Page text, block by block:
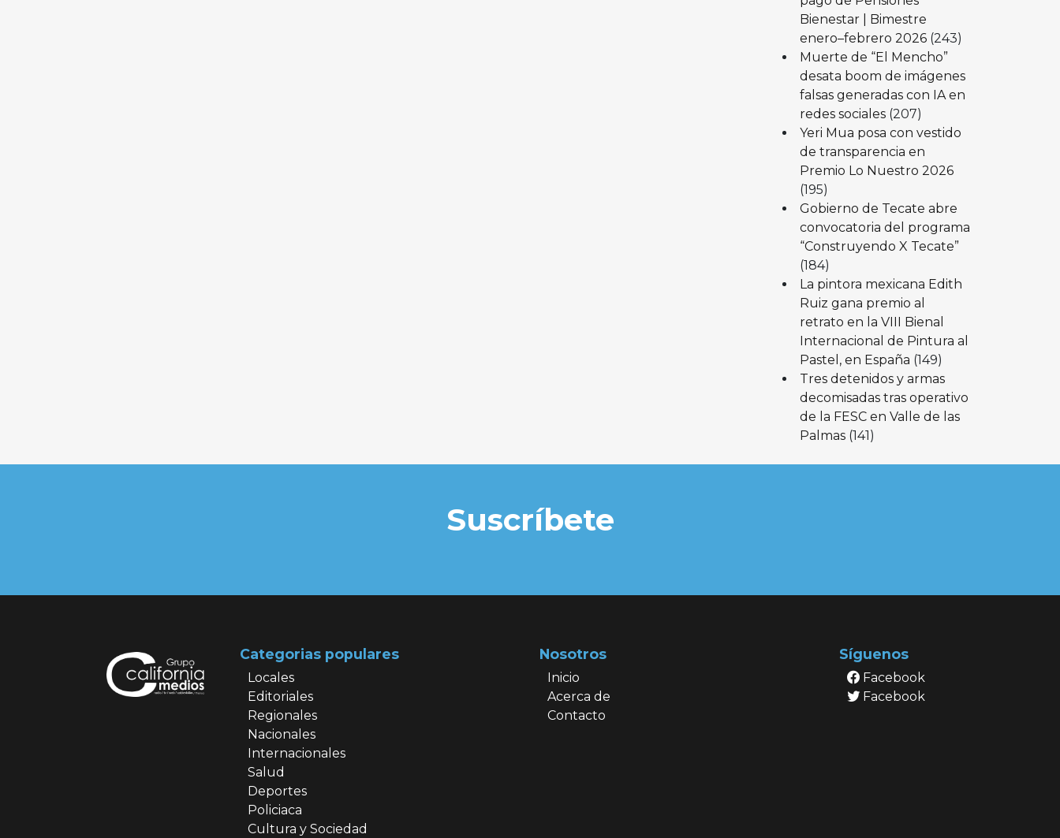
Bienestar | Bimestre
enero–febrero 2026 (243)
Muerte de “El Mencho”
desata boom de imágenes
falsas generadas con IA en
redes sociales (207)
Yeri Mua posa con vestido
de transparencia en
Premio Lo Nuestro 2026
(195)
Gobierno de Tecate abre
convocatoria del programa
“Construyendo X Tecate”
(184)
La pintora mexicana Edith
Ruiz gana premio al
retrato en la VIII Bienal
Internacional de Pintura al
Pastel, en España (149)
Tres detenidos y armas
decomisadas tras operativo
de la FESC en Valle de las
Palmas (141)
Suscríbete
Categorias populares
Locales
Editoriales
Regionales
Nacionales
Internacionales
Salud
Deportes
Policiaca
Cultura y Sociedad
Nosotros
Inicio
Acerca de
Contacto
Síguenos
Facebook
Facebook